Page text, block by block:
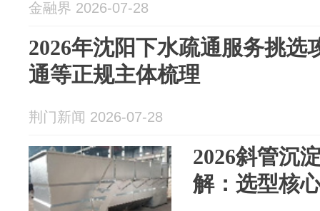
金融界 2026-07-28
2026年沈阳下水疏通服务挑选
通等正规主体梳理
荆门新闻 2026-07-28
2026斜管沉
解：选型核